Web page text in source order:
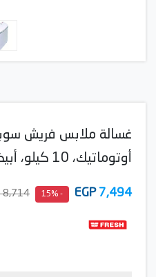
غسالة ملابس فريش
أوتوماتيك، 10 كيلو، أبيض - FWT1000ND
7,494
EGP
- 15%
8,714 EGP